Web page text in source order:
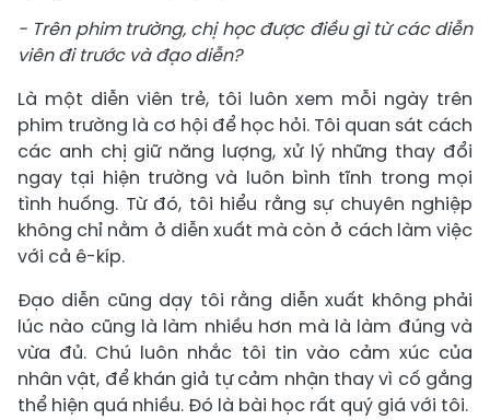
- Trên phim trường, chị học được điều gì từ các diễn
viên đi trước và đạo diễn?
Là một diễn viên trẻ, tôi luôn xem mỗi ngày trên
phim trường là cơ hội để học hỏi. Tôi quan sát cách
các anh chị giữ năng lượng, xử lý những thay đổi
ngay tại hiện trường và luôn bình tĩnh trong mọi
tình huống. Từ đó, tôi hiểu rằng sự chuyên nghiệp
không chỉ nằm ở diễn xuất mà còn ở cách làm việc
với cả ê-kíp.
Đạo diễn cũng dạy tôi rằng diễn xuất không phải
lúc nào cũng là làm nhiều hơn mà là làm đúng và
vừa đủ. Chú luôn nhắc tôi tin vào cảm xúc của
nhân vật, để khán giả tự cảm nhận thay vì cố gắng
thể hiện quá nhiều. Đó là bài học rất quý giá với tôi.